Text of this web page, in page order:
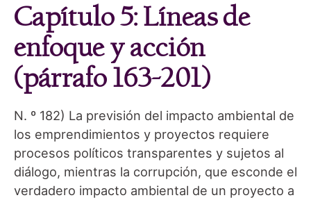
Capítulo 5: Líneas de
enfoque y acción
(párrafo 163-201)
N. º 182) La previsión del impacto ambiental de
los emprendimientos y proyectos requiere
procesos políticos transparentes y sujetos al
diálogo, mientras la corrupción, que esconde el
verdadero impacto ambiental de un proyecto a